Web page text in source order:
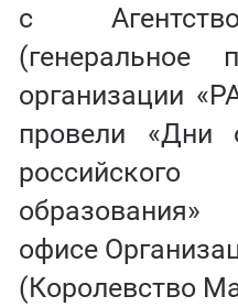
с
(генеральное
организации
провели «Дни
офисе
(Королевство